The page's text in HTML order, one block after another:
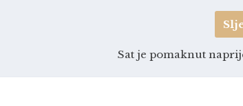
Sat je pomaknut